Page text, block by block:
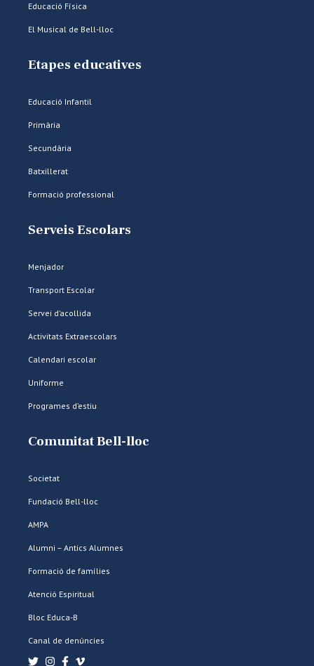
Educació Física
El Musical de Bell-lloc
Etapes educatives
Educació Infantil
Primària
Secundària
Batxillerat
Formació professional
Serveis Escolars
Menjador
Transport Escolar
Servei d’acollida
Activitats Extraescolars
Calendari escolar
Uniforme
Programes d’estiu
Comunitat Bell-lloc
Societat
Fundació Bell-lloc
AMPA
Alumni – Antics Alumnes
Formació de famílies
Atenció Espiritual
Bloc Educa-B
Canal de denúncies